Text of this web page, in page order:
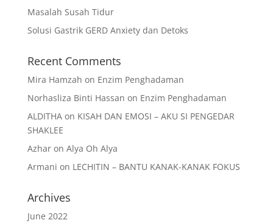
Masalah Susah Tidur
Solusi Gastrik GERD Anxiety dan Detoks
Recent Comments
Mira Hamzah on Enzim Penghadaman
Norhasliza Binti Hassan on Enzim Penghadaman
ALDITHAon KISAH DAN EMOSI – AKU SI PENGEDAR
SHAKLEE
Azharon Alya Oh Alya
Armani on LECHITIN – BANTU KANAK-KANAK FOKUS
Archives
June 2022